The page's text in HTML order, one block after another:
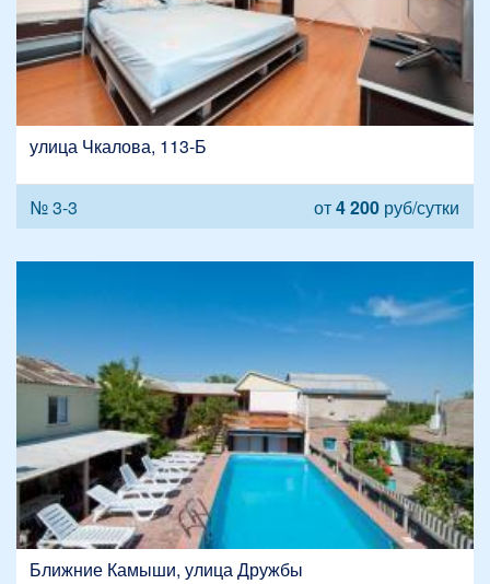
улица Чкалова, 113-Б
№ 3-3 от4 200 руб/сутки
Ближние Камыши, улица Дружбы